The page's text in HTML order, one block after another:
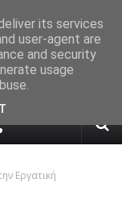
πρόγνωση καιρού από το
Εργατική
its services
user-agent are
and security
usage